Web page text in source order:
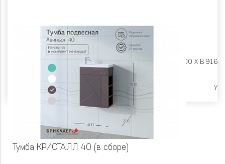
Ш 750 X Г 400 X В 916
Ликвидация Y
Тумба КРИСТАЛЛ 40 (в сборе)